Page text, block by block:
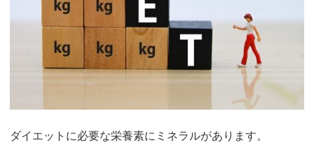
ダイエットに必要な栄養素にミネラルがあります。